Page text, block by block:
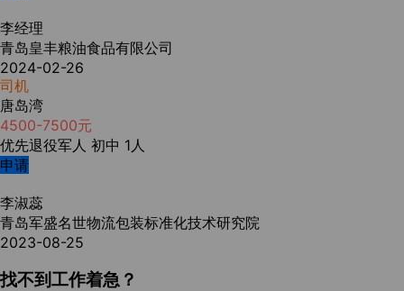
李经理
青岛皇丰粮油食品有限公司
2024-02-26
司机
唐岛湾
4500-7500元
优先退役军人 初中 1人
申请
李淑蕊
青岛军盛名世物流包装标准化技术研究院
2023-08-25
找不到工作着急？